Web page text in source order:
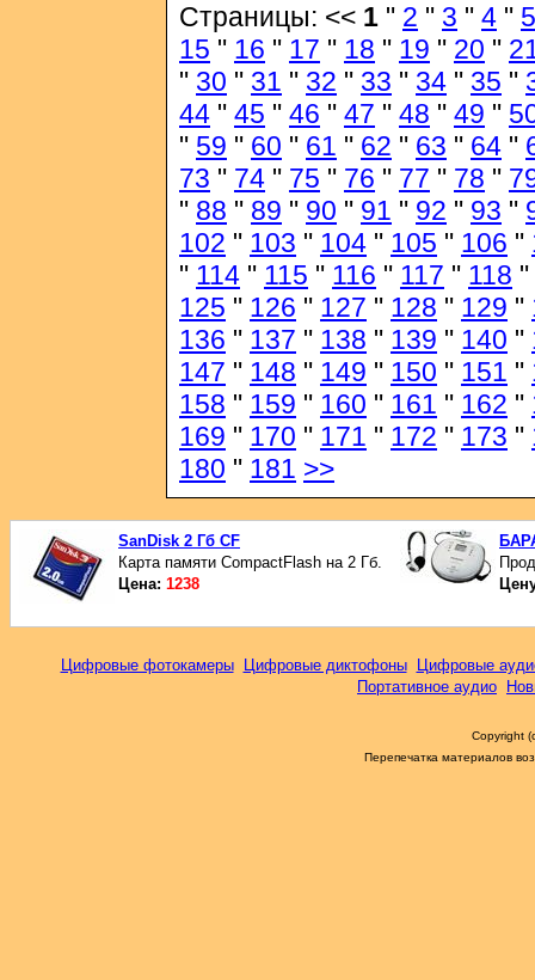
Страницы: << 1 " 2 " 3 " 4 " 5
15 " 16 " 17 " 18 " 19 " 20 "
" 30 " 31 " 32 " 33 " 34 " 35 "
44 " 45 " 46 " 47 " 48 " 49 "
" 59 " 60 " 61 " 62 " 63 " 64 "
73 " 74 " 75 " 76 " 77 " 78 "
" 88 " 89 " 90 " 91 " 92 " 93 "
102 " 103 " 104 " 105 " 106 "
" 114 " 115 " 116 " 117 " 118 "
125 " 126 " 127 " 128 " 129 "
136 " 137 " 138 " 139 " 140 "
147 " 148 " 149 " 150 " 151 "
158 " 159 " 160 " 161 " 162 "
169 " 170 " 171 " 172 " 173 "
180 " 181 >>
SanDisk 2 Гб CF
Карта памяти CompactFlash на 2 Гб.
Цена: 1238
Цифровые фотокамеры Цифровые диктофоны
Цифровые
Портативное аудио
Copyright
Перепечатка материалов